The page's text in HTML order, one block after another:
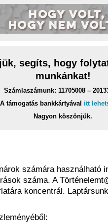
segíts, hogy
munkánkat!
Számlaszámunk: 11705008 –
A támogatás bankkártyával itt
Nagyon köszönjük.
számára használható
száma. A
koncentrál.